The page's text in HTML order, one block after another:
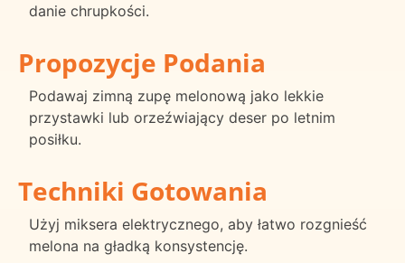
danie chrupkości.
Propozycje Podania
Podawaj zimną zupę melonową jako lekkie
przystawki lub orzeźwiający deser po letnim
posiłku.
Techniki Gotowania
Użyj miksera elektrycznego, aby łatwo rozgnieść
melona na gładką konsystencję.